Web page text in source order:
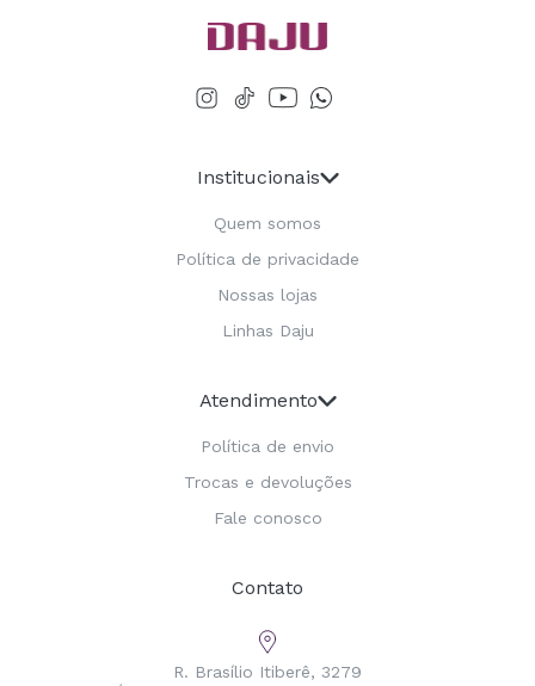
Institucionais
Quem somos
Política de privacidade
Nossas lojas
Linhas Daju
Atendimento
Política de envio
Trocas e devoluções
Fale conosco
Contato
R. Brasílio Itiberê, 3279